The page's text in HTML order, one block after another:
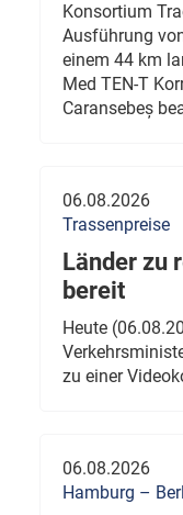
Konsortium
Ausführung
einem 44 km
Med TEN-T
Caransebeș
06.08.2026
Trassenpreise
Länder zu
bereit
Heute
zu einer
06.08.2026
Hamburg –